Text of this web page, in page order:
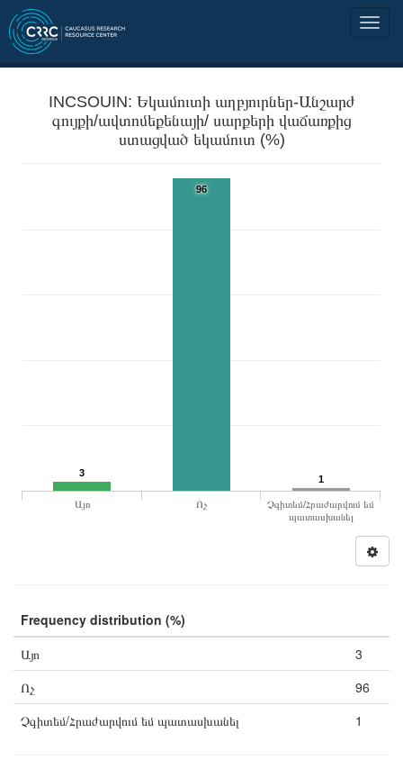
INCSOUIN: Եկամուտի աղբյուրներ-Անշարժ
գույքի/ավտոմեքենայի/ սարքերի վաճառքից
ստացված եկամուտ (%)
3
96
1
Այո Ոչ
Չգիտեմ/Հրաժարվում եմ
պատասխանել
Frequency distribution (%)
Այո
3
Ոչ
96
Չգիտեմ/Հրաժարվում եմ պատասխանել
1